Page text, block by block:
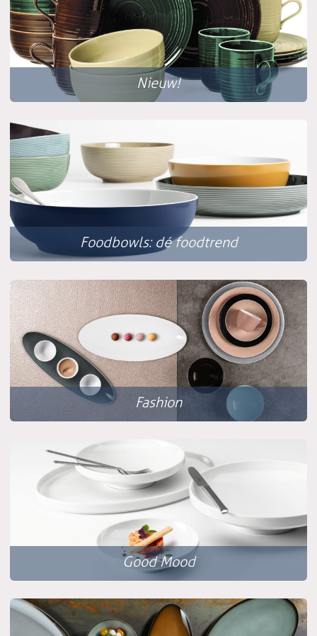
Nieuw!
Foodbowls: dé foodtrend
Fashion
Good Mood